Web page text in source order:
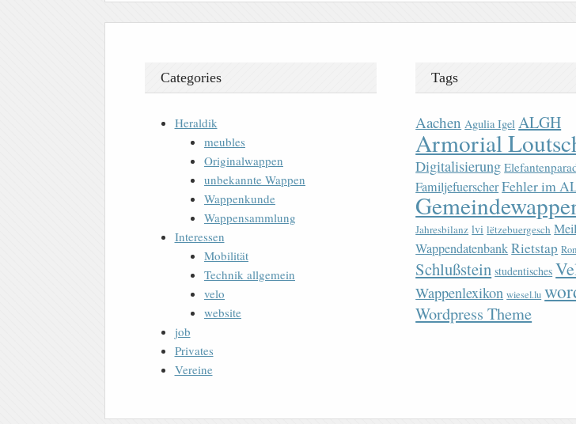
Categories
Heraldik
meubles
Originalwappen
unbekannte Wappen
Wappenkunde
Wappensammlung
Interessen
Mobilität
Technik allgemein
velo
website
job
Privates
Vereine
Tags
Aachen Agulia Igel ALGH
Armorial
Digitalisierung
FamiljefuerscherFehler im
Jahresbilanz lvi lëtzebuergesch
WappendatenbankRietstap
Schlußstein studentisches
Wappenlexikon wiesel.lu
Wordpress Theme